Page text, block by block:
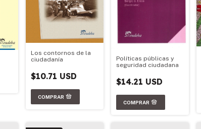
Los contornos de la
ciudadanía
$10.71 USD
Políticas públicas y
seguridad ciudadana
$14.21 USD